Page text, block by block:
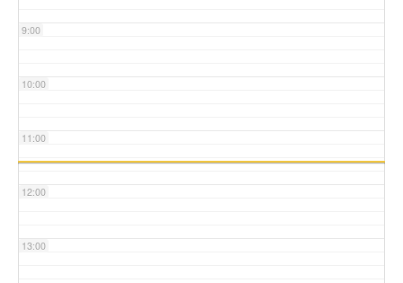
9:00
10:00
11:00
12:00
13:00